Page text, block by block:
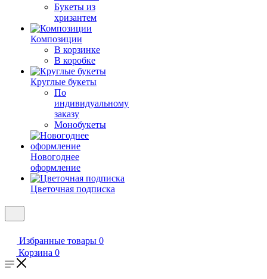
Букеты из
хризантем
Композиции
В корзинке
В коробке
Круглые букеты
По
индивидуальному
заказу
Монобукеты
Новогоднее
оформление
Цветочная подписка
Избранные товары 0
Корзина 0